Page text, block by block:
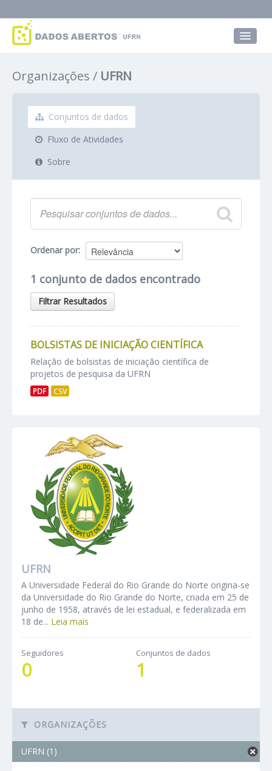
Grupos
Sobre
Organizações UFRN
Conjuntos de dados
Fluxo de Atividades
Sobre
Ordenar por
1 conjunto de dados encontrado
Filtrar Resultados
BOLSISTAS DE INICIAÇÃO CIENTÍFICA
Relação de bolsistas de iniciação científica de
projetos de pesquisa da UFRN
PDF CSV
UFRN
A Universidade Federal do Rio Grande do Norte origina-se
da Universidade do Rio Grande do Norte, criada em 25 de
junho de 1958, através de lei estadual, e federalizada em
18 de... Leia mais
Seguidores
0
Conjuntos de dados
1
ORGANIZAÇÕES
UFRN (1)